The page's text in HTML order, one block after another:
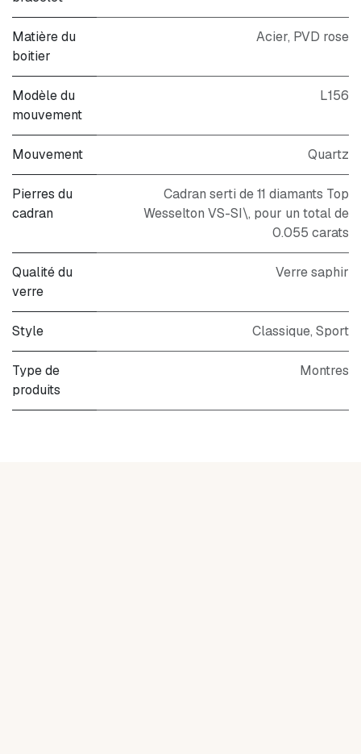
Matière du
boitier
Acier, PVD rose
Modèle du
mouvement
L156
Mouvement Quartz
Pierres du
cadran
Cadran serti de 11 diamants Top
Wesselton VS-SI\, pour un total de
0.055 carats
Qualité du
verre
Verre saphir
Style Classique, Sport
Type de
produits
Montres